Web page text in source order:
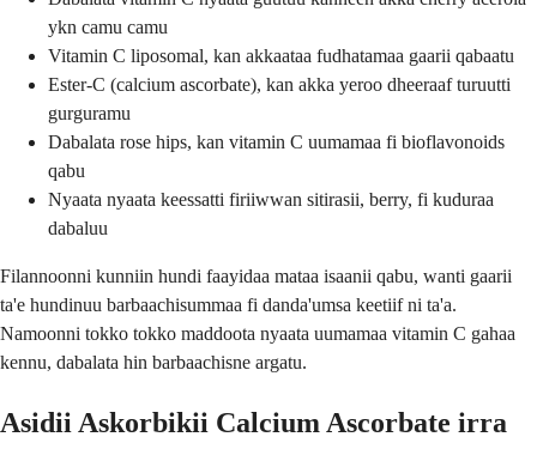
ykn camu camu
Vitamin C liposomal, kan akkaataa fudhatamaa gaarii qabaatu
Ester-C (calcium ascorbate), kan akka yeroo dheeraaf turuutti
gurguramu
Dabalata rose hips, kan vitamin C uumamaa fi bioflavonoids
qabu
Nyaata nyaata keessatti firiiwwan sitirasii, berry, fi kuduraa
dabaluu
Filannoonni kunniin hundi faayidaa mataa isaanii qabu, wanti gaarii
ta'e hundinuu barbaachisummaa fi danda'umsa keetiif ni ta'a.
Namoonni tokko tokko maddoota nyaata uumamaa vitamin C gahaa
kennu, dabalata hin barbaachisne argatu.
Asidii Askorbikii Calcium Ascorbate irra